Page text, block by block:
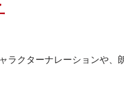
ラクターナレーションや、